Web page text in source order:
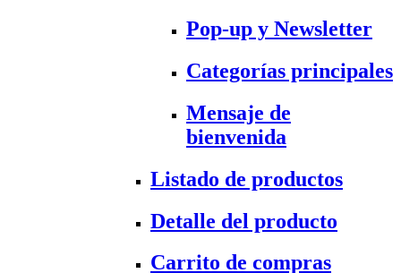
Pop-up y Newsletter
Categorías principales
Mensaje de
bienvenida
Listado de productos
Detalle del producto
Carrito de compras